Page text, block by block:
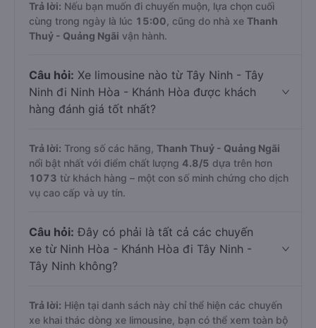
Trả lời: Nếu bạn muốn đi chuyến muộn, lựa chọn cuối
cùng trong ngày là lúc 15:00 , cũng do nhà xe Thanh
Thuỷ - Quảng Ngãi vận hành.
Câu hỏi: Xe limousine nào từ Tây Ninh - Tây
Ninh đi Ninh Hòa - Khánh Hòa được khách
hàng đánh giá tốt nhất?
Trả lời: Trong số các hãng, Thanh Thuỷ - Quảng Ngãi
nổi bật nhất với điểm chất lượng 4.8/5 dựa trên hơn
1073 từ khách hàng – một con số minh chứng cho dịch
vụ cao cấp và uy tín.
Câu hỏi: Đây có phải là tất cả các chuyến
xe từ Ninh Hòa - Khánh Hòa đi Tây Ninh -
Tây Ninh không?
Trả lời: Hiện tại danh sách này chỉ thể hiện các chuyến
xe khai thác dòng xe limousine, bạn có thể xem toàn bộ